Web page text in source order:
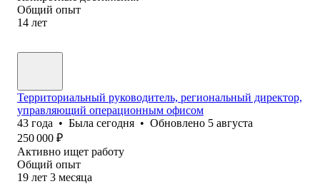
Общий опыт
14 лет
Территориальный руководитель, региональный директор,
управляющий операционным офисом
43 года • Была сегодня • Обновлено 5 августа
250 000 ₽
Активно ищет работу
Общий опыт
19 лет 3 месяца